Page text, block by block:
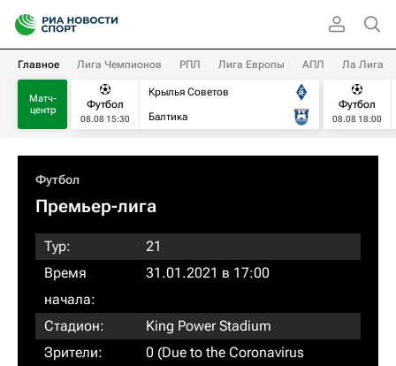
Главное Лига Чемпионов РПЛ Лига Европы АПЛ Ла Лига
Матч-
центр
Футбол
08.08 15:30
Крылья Советов
Балтика
Футбол
08.08 18:00
Футбол
Премьер-лига
Тур:
21
Время
начала:
31.01.2021 в 17:00
Стадион:
King Power Stadium
Зрители:
0 (Due to the Coronavirus